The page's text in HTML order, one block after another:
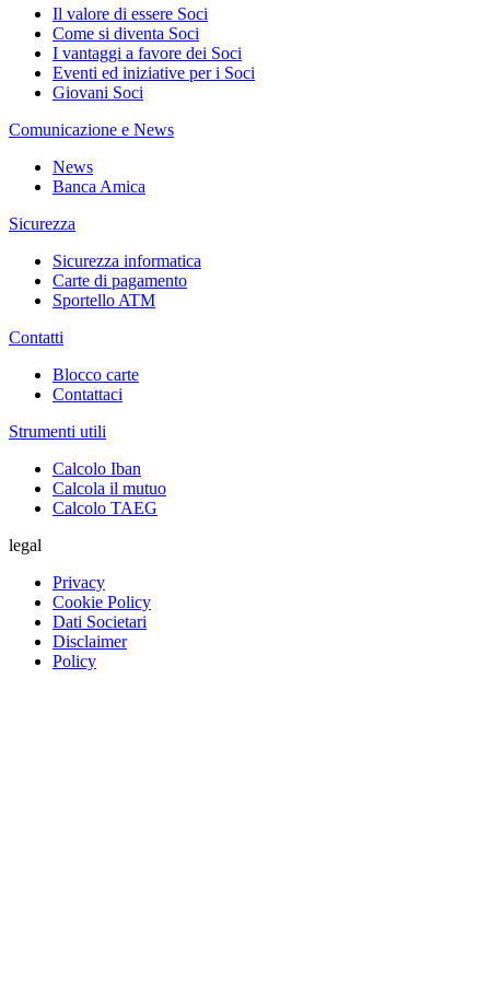
Il valore di essere Soci
Come si diventa Soci
I vantaggi a favore dei Soci
Eventi ed iniziative per i Soci
Giovani Soci
Comunicazione e News
News
Banca Amica
Sicurezza
Sicurezza informatica
Carte di pagamento
Sportello ATM
Contatti
Blocco carte
Contattaci
Strumenti utili
Calcolo Iban
Calcola il mutuo
Calcolo TAEG
legal
Privacy
Cookie Policy
Dati Societari
Disclaimer
Policy